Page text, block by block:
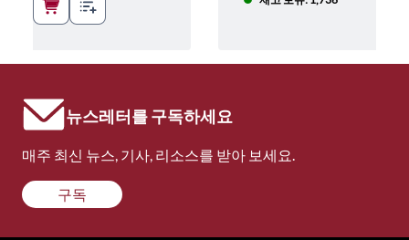
뉴스레터를 구독하세요
매주 최신 뉴스, 기사, 리소스를 받아 보세요.
구독